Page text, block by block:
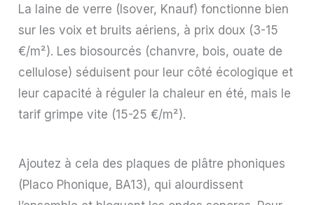
La laine de verre (Isover, Knauf) fonctionne bien
sur les voix et bruits aériens, à prix doux (3-15
€/m²). Les biosourcés (chanvre, bois, ouate de
cellulose) séduisent pour leur côté écologique et
leur capacité à réguler la chaleur en été, mais le
tarif grimpe vite (15-25 €/m²).
Ajoutez à cela des plaques de plâtre phoniques
(Placo Phonique, BA13), qui alourdissent